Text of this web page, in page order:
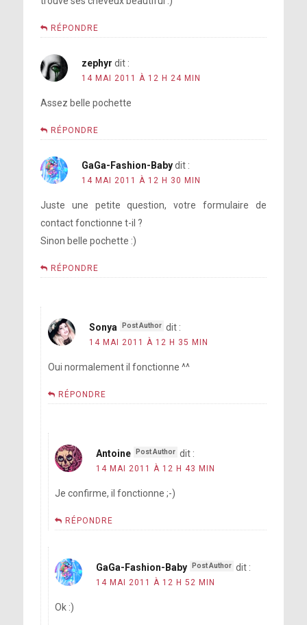
RÉPONDRE
zephyr dit :
14 MAI 2011 À 12 H 24 MIN
Assez belle pochette
RÉPONDRE
GaGa-Fashion-Baby dit :
14 MAI 2011 À 12 H 30 MIN
Juste une petite question, votre formulaire de
contact fonctionne t-il ?
Sinon belle pochette :)
RÉPONDRE
Sonya dit :
14 MAI 2011 À 12 H 35 MIN
Oui normalement il fonctionne ^^
RÉPONDRE
Antoine dit :
14 MAI 2011 À 12 H 43 MIN
Je confirme, il fonctionne ;-)
RÉPONDRE
GaGa-Fashion-Baby dit :
14 MAI 2011 À 12 H 52 MIN
Ok :)